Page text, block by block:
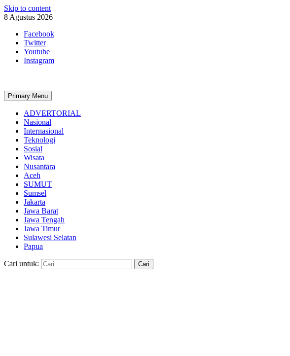
Skip to content
8 Agustus 2026
Facebook
Twitter
Youtube
Instagram
Primary Menu
ADVERTORIAL
Nasional
Internasional
Teknologi
Sosial
Wisata
Nusantara
Aceh
SUMUT
Sumsel
Jakarta
Jawa Barat
Jawa Tengah
Jawa Timur
Sulawesi Selatan
Papua
Cari untuk: